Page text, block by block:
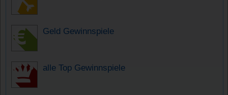
Geld Gewinnspiele
alle Top Gewinnspiele